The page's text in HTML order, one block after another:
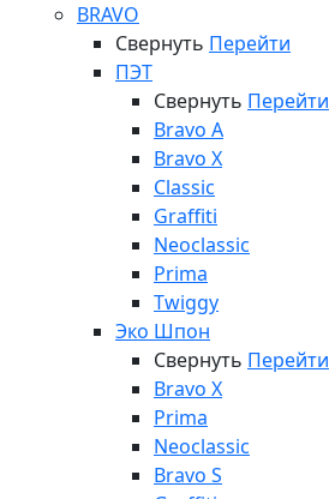
BRAVO
Свернуть Перейти
ПЭТ
Свернуть Перейти
Bravo A
Bravo X
Classic
Graffiti
Neoclassic
Prima
Twiggy
Эко Шпон
Свернуть Перейти
Bravo X
Prima
Neoclassic
Bravo S